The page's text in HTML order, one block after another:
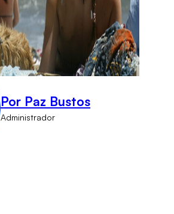
Por Paz Bustos
Administrador